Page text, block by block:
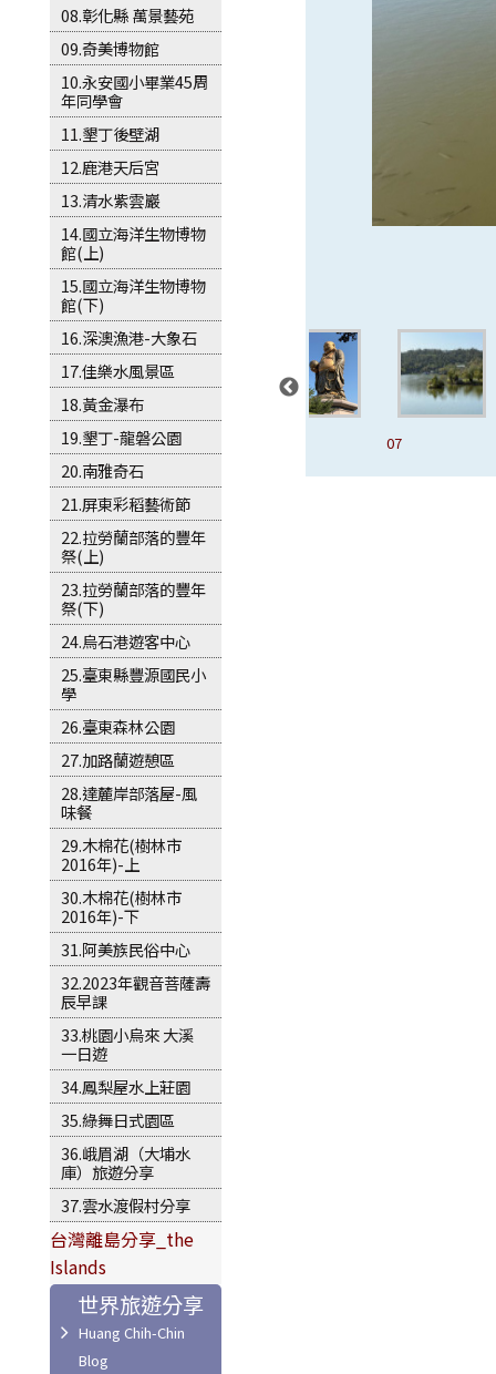
08.彰化縣 萬景藝苑
09.奇美博物館
10.永安國小畢業45周
年同學會
11.墾丁後壁湖
12.鹿港天后宮
13.清水紫雲巖
14.國立海洋生物博物
館(上)
15.國立海洋生物博物
館(下)
16.深澳漁港-大象石
17.佳樂水風景區
18.黃金瀑布
19.墾丁-龍磐公園
20.南雅奇石
21.屏東彩稻藝術節
22.拉勞蘭部落的豐年
祭(上)
23.拉勞蘭部落的豐年
祭(下)
24.烏石港遊客中心
25.臺東縣豐源國民小
學
26.臺東森林公園
27.加路蘭遊憩區
28.達麓岸部落屋-風
味餐
29.木棉花(樹林市
2016年)-上
30.木棉花(樹林市
2016年)-下
31.阿美族民俗中心
32.2023年觀音菩薩壽
辰早課
33.桃園小烏來 大溪
一日遊
34.鳳梨屋水上莊園
35.綠舞日式園區
36.峨眉湖（大埔水
庫）旅遊分享
37.雲水渡假村分享
台灣離島分享_the
Islands
世界旅遊分享
05 07